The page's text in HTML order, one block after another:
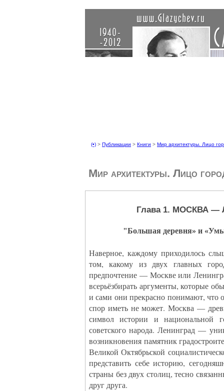
(•) > Публикации > Книги > Мир архитектуры. Лицо
Мир архитектуры. Лицо
Глава 1. МОСКВА —
"Большая деревня» и
Наверное, каждому приходилось
том, какому из двух главных
предпочтение — Москве или
всерьёзбирать аргументы, которые
и сами они прекрасно понимают, что
спор иметь не может. Москва —
символ истории и национальной
советского народа. Ленинград —
возникновения памятник
Великой Октябрьской
представить себе историю,
страны без двух столиц, тесно
друг друга.